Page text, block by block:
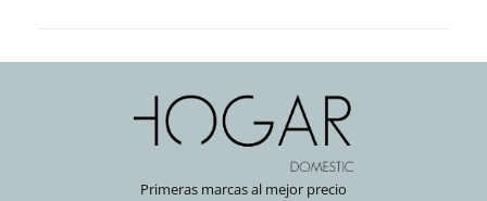
Primeras marcas al mejor precio